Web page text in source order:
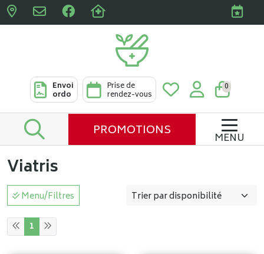
Pharmacies Clabots &
Envoi
ordo
Prise de
rendez-vous
0
PROMOTIONS MENU
Viatris
Menu/Filtres
1